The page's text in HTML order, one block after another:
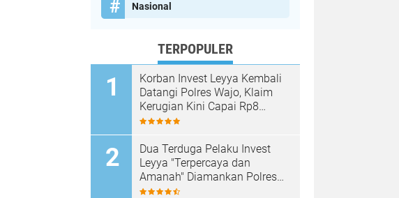
Nasional
TERPOPULER
Korban Invest Leyya Kembali
Datangi Polres Wajo, Klaim
Kerugian Kini Capai Rp8
Miliar, Minta Penyidikan
Dua Terduga Pelaku Invest
Leyya "Terpercaya dan
Amanah" Diamankan Polres
Wajo, Kerugian Korban